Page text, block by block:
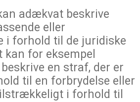
adækvat beskrive
eller
i forhold til de juridiske
kan for eksempel
en straf, der er
til en forbrydelse eller
i forhold til